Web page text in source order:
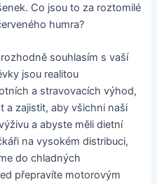
Co jsou to za roztomilé
humra?
souhlasím s vaší
jsou realitou
a stravovacích výhod,
a zajistit, aby všichni naši
a abyste měli dietní
na vysokém distribuci,
do chladných
přepravíte motorovým